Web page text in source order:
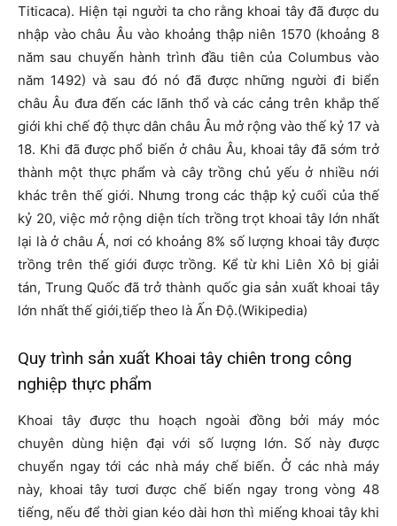
Titicaca). Hiện tại người ta cho rằng khoai tây đã được du
nhập vào châu Âu vào khoảng thập niên 1570 (khoảng 8
năm sau chuyến hành trình đầu tiên của Columbus vào
năm 1492) và sau đó nó đã được những người đi biển
châu Âu đưa đến các lãnh thổ và các cảng trên khắp thế
giới khi chế độ thực dân châu Âu mở rộng vào thế kỷ 17 và
18. Khi đã được phổ biến ở châu Âu, khoai tây đã sớm trở
thành một thực phẩm và cây trồng chủ yếu ở nhiều nới
khác trên thế giới. Nhưng trong các thập kỷ cuối của thế
kỷ 20, việc mở rộng diện tích trồng trọt khoai tây lớn nhất
lại là ở châu Á, nơi có khoảng 8% số lượng khoai tây được
trồng trên thế giới được trồng. Kể từ khi Liên Xô bị giải
tán, Trung Quốc đã trở thành quốc gia sản xuất khoai tây
lớn nhất thế giới,tiếp theo là Ấn Độ.(Wikipedia)
Quy trình sản xuất Khoai tây chiên trong công
nghiệp thực phẩm
Khoai tây được thu hoạch ngoài đồng bởi máy móc
chuyên dùng hiện đại với số lượng lớn. Số này được
chuyển ngay tới các nhà máy chế biến. Ở các nhà máy
này, khoai tây tươi được chế biến ngay trong vòng 48
tiếng, nếu để thời gian kéo dài hơn thì miếng khoai tây khi